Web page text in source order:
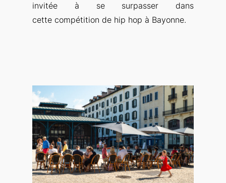
invitée à se surpasser dans
cette compétition de hip hop à Bayonne.